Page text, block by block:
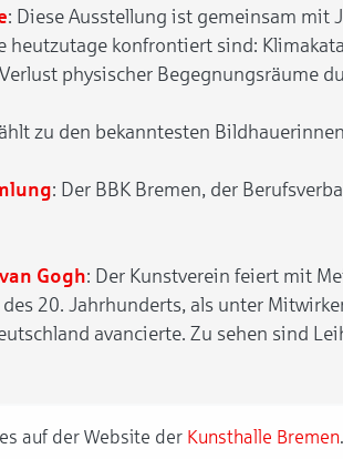
: Diese Ausstellung ist gemeinsam mit
konfrontiert sind:
physischer Begegnungsräume
zu den bekanntesten
: Der BBK Bremen, der
Gogh: Der Kunstverein feiert mit
20. Jahrhunderts, als unter
avancierte. Zu sehen sind
auf der Website der Kunsthalle Bremen.